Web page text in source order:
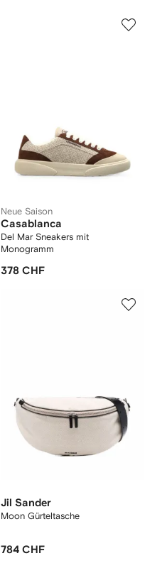
Neue Saison
Casablanca
Del Mar Sneakers mit
Monogramm
378 CHF
Jil Sander
Moon Gürteltasche
784 CHF